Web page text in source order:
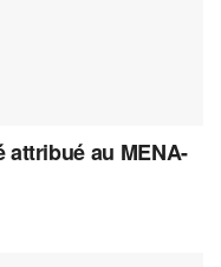
au MENA-